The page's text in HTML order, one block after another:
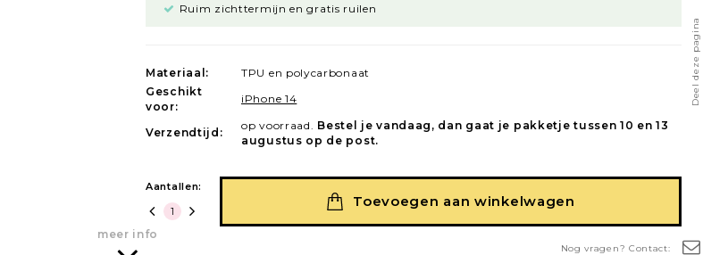
Deel deze pagina
Nog vragen? Contact:
Ruim zichttermijn en gratis ruilen
Materiaal:
TPU en polycarbonaat
Geschikt
voor:
iPhone 14
Verzendtijd:
op voorraad. Bestel je vandaag, dan gaat je pakketje tussen 10 en 13
augustus op de post.
Aantallen:
Toevoegen aan winkelwagen
meer info